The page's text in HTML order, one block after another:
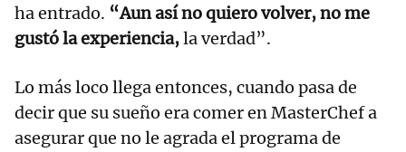
ha entrado. “Aun así no quiero volver, no me
gustó la experiencia,la verdad”.
Lo más loco llega entonces, cuando pasa de
decir que su sueño era comer en MasterChef a
asegurar que no le agrada el programa de